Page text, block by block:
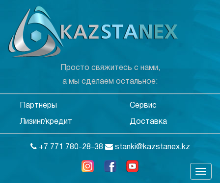
Просто свяжитесь с нами,
а мы сделаем остальное:
Партнеры Сервис
Лизинг/кредит Доставка
+7 771 780-28-38 stanki@kazstanex.kz